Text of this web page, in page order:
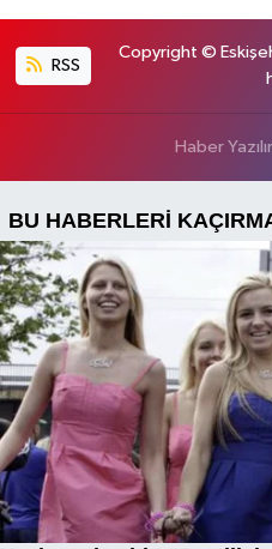
RSS
Copyright ©
Haber